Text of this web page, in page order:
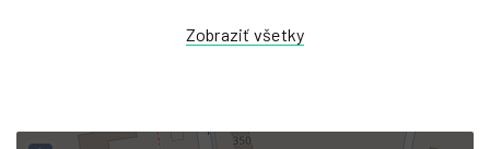
Zobraziť všetky